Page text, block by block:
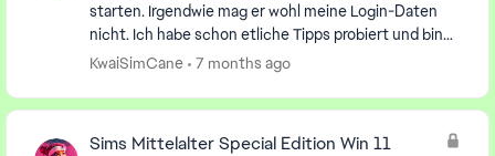
starten. Irgendwie mag er wohl meine Login-Daten
nicht. Ich habe schon etliche Tipps probiert und bin
es nun leid, dass man stets nur liest was man al...
KwaiSimCane 7 months ago
Sims Mittelalter Special Edition Win 11